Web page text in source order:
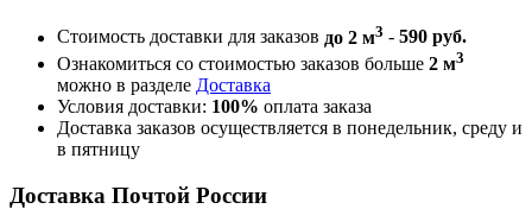
Стоимость доставки для заказов до 2 м3 - 590 руб.
Ознакомиться со стоимостью заказов больше 2 м3
можно в разделе Доставка
Условия доставки: 100% оплата заказа
Доставка заказов осуществляется в понедельник, среду и
в пятницу
Доставка Почтой России